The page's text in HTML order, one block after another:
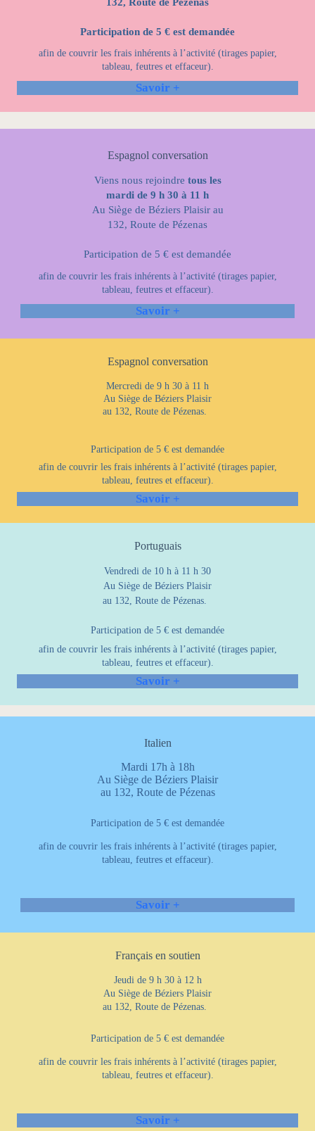
Participation de 5 € est demandée
afin de couvrir les frais inhérents à l’activité (tirages papier,
tableau, feutres et effaceur).
Savoir +
Espagnol conversation
Viens nous rejoindre tous les
mardi de 9 h 30 à 11 h
Au Siège de Béziers Plaisir au
132, Route de Pézenas
Participation de 5 € est demandée
afin de couvrir les frais inhérents à l’activité (tirages papier,
tableau, feutres et effaceur).
Savoir +
Espagnol conversation
Mercredi de 9 h 30 à 11 h
Au Siège de Béziers Plaisir
au 132, Route de Pézenas.
Participation de 5 € est demandée
afin de couvrir les frais inhérents à l’activité (tirages papier,
tableau, feutres et effaceur).
Savoir +
Portuguais
Vendredi de 10 h à 11 h 30
Au Siège de Béziers Plaisir
au 132, Route de Pézenas.
Participation de 5 € est demandée
afin de couvrir les frais inhérents à l’activité (tirages papier,
tableau, feutres et effaceur).
Savoir +
Italien
Mardi 17h à 18h
Au Siège de Béziers Plaisir
au 132, Route de Pézenas
Participation de 5 € est demandée
afin de couvrir les frais inhérents à l’activité (tirages papier,
tableau, feutres et effaceur).
Savoir +
Français en soutien
Jeudi de 9 h 30 à 12 h
Au Siège de Béziers Plaisir
au 132, Route de Pézenas.
Participation de 5 € est demandée
afin de couvrir les frais inhérents à l’activité (tirages papier,
tableau, feutres et effaceur).
Savoir +